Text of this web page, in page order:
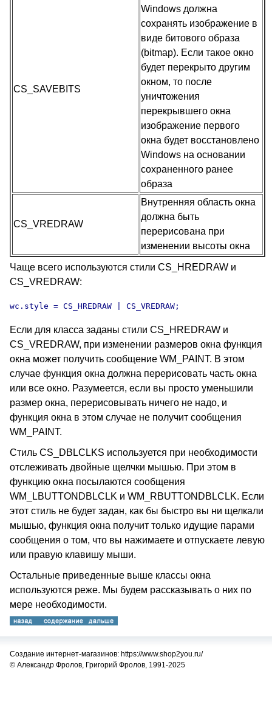
CS_SAVEBITS
Windows должна
сохранять изображение в
виде битового образа
(bitmap). Если такое окно
будет перекрыто другим
окном, то после
уничтожения
перекрывшего окна
изображение первого
окна будет восстановлено
Windows на основании
сохраненного ранее
образа
CS_VREDRAW
Внутренняя область окна
должна быть
перерисована при
изменении высоты окна
Чаще всего используются стили CS_HREDRAW и
CS_VREDRAW:
wc.style = CS_HREDRAW | CS_VREDRAW;
Если для класса заданы стили CS_HREDRAW и
CS_VREDRAW, при изменении размеров окна функция
окна может получить сообщение WM_PAINT. В этом
случае функция окна должна перерисовать часть окна
или все окно. Разумеется, если вы просто уменьшили
размер окна, перерисовывать ничего не надо, и
функция окна в этом случае не получит сообщения
WM_PAINT.
Стиль CS_DBLCLKS используется при необходимости
отслеживать двойные щелчки мышью. При этом в
функцию окна посылаются сообщения
WM_LBUTTONDBLCLK и WM_RBUTTONDBLCLK. Если
этот стиль не будет задан, как бы быстро вы ни щелкали
мышью, функция окна получит только идущие парами
сообщения о том, что вы нажимаете и отпускаете левую
или правую клавишу мыши.
Остальные приведенные выше классы окна
используются реже. Мы будем рассказывать о них по
мере необходимости.
Создание интернет-магазинов: https://www.shop2you.ru/
© Александр Фролов, Григорий Фролов, 1991-2025